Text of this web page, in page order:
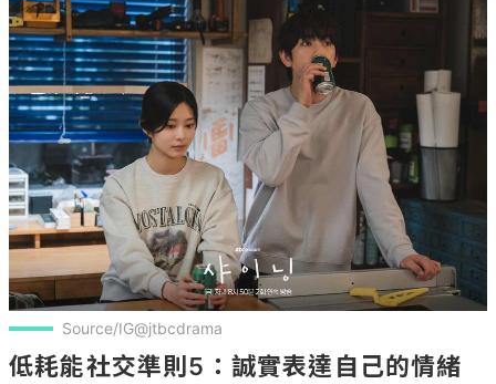
Source/IG@jtbcdrama
低耗能社交準則5：誠實表達自己的情緒